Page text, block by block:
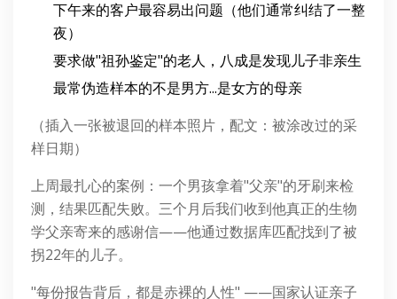
下午来的客户最容易出问题（他们通常纠结了一整
夜）
要求做"祖孙鉴定"的老人，八成是发现儿子非亲生
最常伪造样本的不是男方...是女方的母亲
（插入一张被退回的样本照片，配文：被涂改过的采
样日期）
上周最扎心的案例：一个男孩拿着"父亲"的牙刷来检
测，结果匹配失败。三个月后我们收到他真正的生物
学父亲寄来的感谢信——他通过数据库匹配找到了被
拐22年的儿子。
"每份报告背后，都是赤裸的人性" ——国家认证亲子